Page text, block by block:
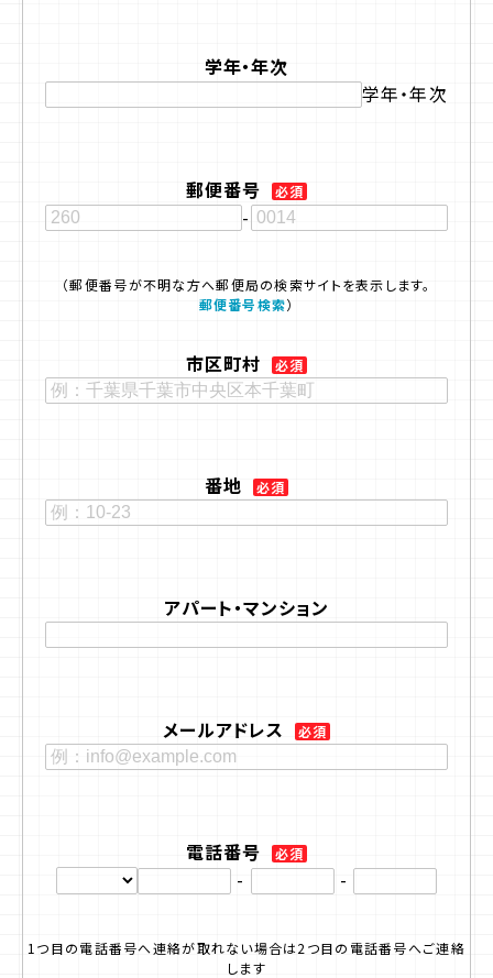
学年・年次
学年・年次
郵便番号 必須
-
（郵便番号が不明な方へ郵便局の検索サイトを表示します。
郵便番号検索）
市区町村 必須
番地 必須
アパート・マンション
メールアドレス 必須
電話番号 必須
- -
1つ目の電話番号へ連絡が取れない場合は2つ目の電話番号へご連絡
します